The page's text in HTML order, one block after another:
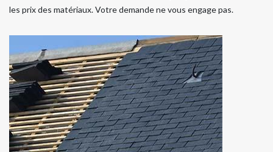
les prix des matériaux. Votre demande ne vous engage pas.